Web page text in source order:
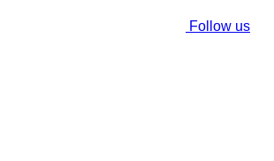
Follow us